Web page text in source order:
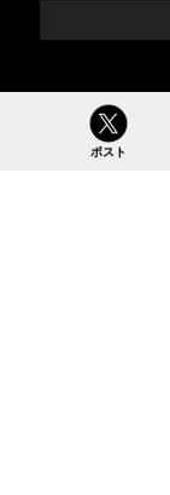
ポスト